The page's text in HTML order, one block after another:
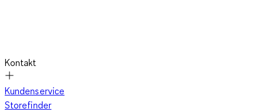
Kontakt
Kundenservice
Storefinder